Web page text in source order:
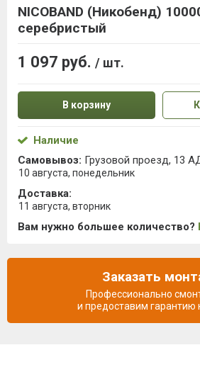
NICOBAND (Никобенд)
серебристый
1 097 руб. / шт.
В корзину
Наличие
Самовывоз: Грузовой проезд, 13
10 августа, понедельник
Доставка:
11 августа, вторник
Вам нужно большее количество?
Заказать
Профессионально
и предоставим гарантию